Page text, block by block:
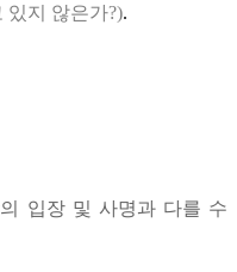
있지 않은가?).
입장 및 사명과 다를 수